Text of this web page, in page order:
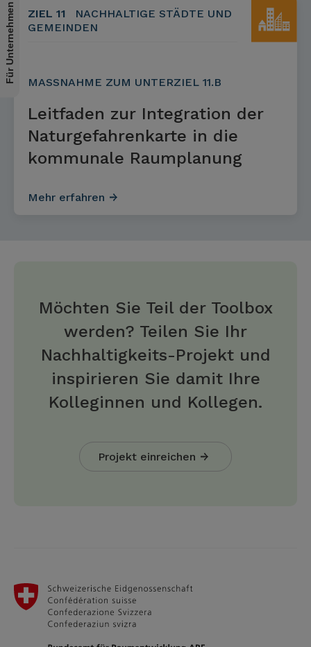
ZIEL 11
NACHHALTIGE STÄDTE UND
GEMEINDEN
MASSNAHME ZUM UNTERZIEL 11.B
Leitfaden zur Integration der
Naturgefahrenkarte in die
kommunale Raumplanung
Mehr erfahren
Möchten Sie Teil der Toolbox
werden? Teilen Sie Ihr
Nachhaltigkeits-Projekt und
inspirieren Sie damit Ihre
Kolleginnen und Kollegen.
Projekt einreichen
Für Unternehmen